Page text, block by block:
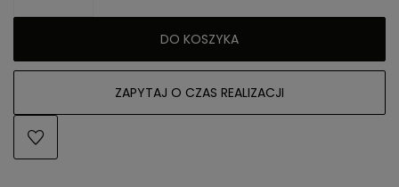
DO KOSZYKA
ZAPYTAJ O CZAS REALIZACJI